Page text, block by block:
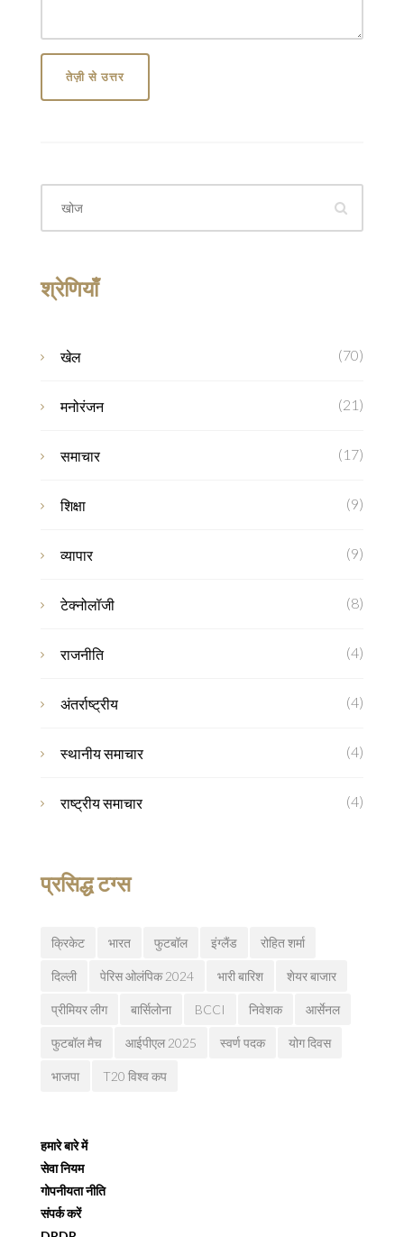
तेज़ी से उत्तर
श्रेणियाँ
खेल (70)
मनोरंजन (21)
समाचार (17)
शिक्षा (9)
व्यापार (9)
टेक्नोलॉजी (8)
राजनीति (4)
अंतर्राष्ट्रीय (4)
स्थानीय समाचार (4)
राष्ट्रीय समाचार (4)
प्रसिद्ध टग्स
क्रिकेट भारत फुटबॉल इंग्लैंड रोहित शर्मा
दिल्ली पेरिस ओलंपिक 2024 भारी बारिश शेयर बाजार
प्रीमियर लीग बार्सिलोना BCCI निवेशक आर्सेनल
फुटबॉल मैच आईपीएल 2025 स्वर्ण पदक योग दिवस
भाजपा T20 विश्व कप
हमारे बारे में
सेवा नियम
गोपनीयता नीति
संपर्क करें